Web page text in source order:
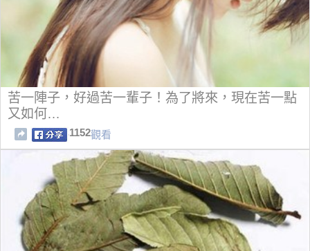
苦一陣子，好過苦一輩子！為了將來，現在苦一點
又如何…
1152觀看